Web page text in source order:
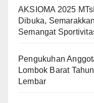
AKSIOMA 2025
Dibuka,
Semangat
Pengukuhan
Lombok Barat
Lembar